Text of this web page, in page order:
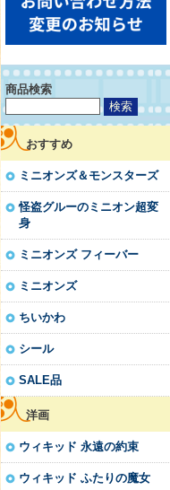
商品検索
おすすめ
ミニオンズ＆モンスターズ
怪盗グルーのミニオン超変
身
ミニオンズ フィーバー
ミニオンズ
ちいかわ
シール
SALE品
洋画
ウィキッド 永遠の約束
ウィキッド ふたりの魔女